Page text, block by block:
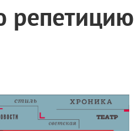
репетицию